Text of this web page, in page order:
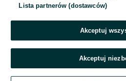
Zaloguj się
Lista partnerów (dostawców)
Akceptuj
Akceptuj